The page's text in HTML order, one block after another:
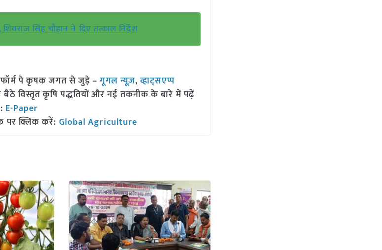
सिंह चौहान ने दिए तत्काल निर्देश
पे कृषक जगत से जुड़े –गूगल न्यूज़,व्हाट्सएप्प
बैठे विस्तृत कृषि पद्धतियों और नई तकनीक के बारे में पढ़ें
E-Paper
पर क्लिक करें: Global Agriculture